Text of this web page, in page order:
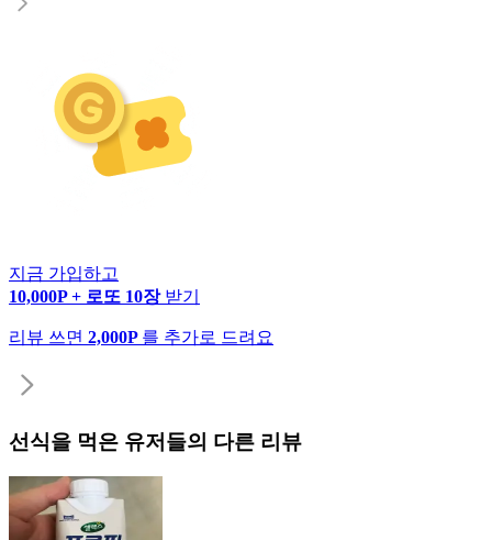
지금 가입하고
10,000P + 로또 10장 받기
리뷰 쓰면 2,000P 를 추가로 드려요
선식을 먹은 유저들의 다른 리뷰